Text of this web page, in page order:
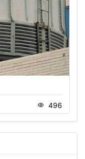
496